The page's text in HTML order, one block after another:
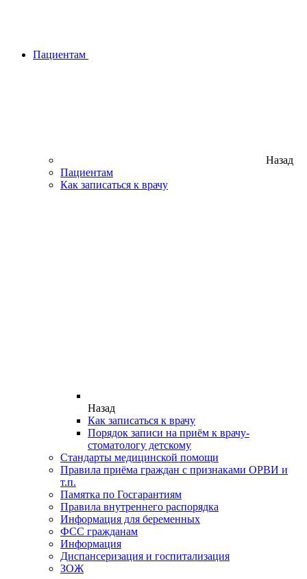
Пациентам
Назад
Пациентам
Как записаться к врачу
Назад
Как записаться к врачу
Порядок записи на приём к врачу-
стоматологу детскому
Стандарты медицинской помощи
Правила приёма граждан с признаками ОРВИ и
т.п.
Памятка по Госгарантиям
Правила внутреннего распорядка
Информация для беременных
ФСС гражданам
Информация
Диспансеризация и госпитализация
ЗОЖ